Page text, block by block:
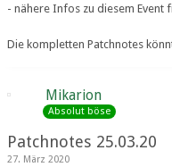
- nähere Infos zu diesem Event
Die kompletten Patchnotes
Mikarion
Absolut böse
Patchnotes 25.03.20
27. März 2020